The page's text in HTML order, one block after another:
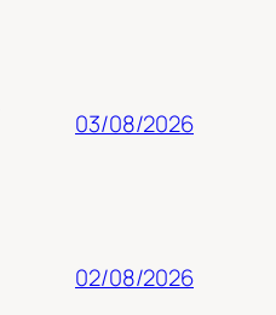
03/08/2026
02/08/2026